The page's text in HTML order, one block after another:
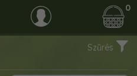
0
Szűrés